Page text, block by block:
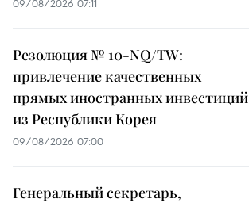
09/08/2026 07:11
Резолюция № 10-NQ/TW:
привлечение качественных
прямых иностранных инвестиций
из Республики Корея
09/08/2026 07:00
Генеральный секретарь,